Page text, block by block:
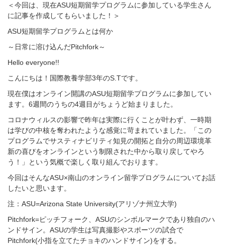
＜今回は、現在ASU短期留学プログラムに参加している学生さん
に記事を作成してもらいました！＞
ASU短期留学プログラムとは何か
～日常に溶け込んだPitchfork～
Hello everyone!!
こんにちは！国際教養学部3年のS.Tです。
現在僕はオンライン開講のASU短期留学プログラムに参加してい
ます。 6週間のうちの4週目がちょうど始まりました。
コロナウィルスの影響で昨年は実際に行くことが叶わず、一時期
は学びの中核を奪われたような感覚に苛まれていました。「この
プログラムでサスティナビリティ知見の開拓と自分の周辺環境革
新の喜びをオンラインという制限された中から取り戻してやろ
う！」という気概で楽しく取り組んでおります。
今回はそんなASU×南山のオンライン留学プログラムについてお話
したいと思います。
注： ASU=Arizona State University(アリゾナ州立大学)
Pitchfork=ピッチフォーク、 ASUのシンボルマークであり独自のハ
ンドサイン。 ASUの学生は写真撮影やスポーツの試合で
Pitchfork(小指を立てたチョキのハンドサイン)をする。